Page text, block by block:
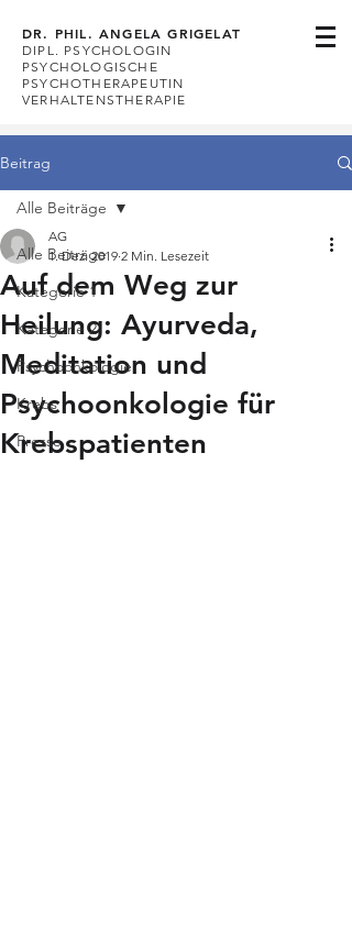
DR. PHIL. ANGELA GRIGELAT
DIPL. PSYCHOLOGIN
PSYCHOLOGISCHE
PSYCHOTHERAPEUTIN
VERHALTENSTHERAPIE
Beitrag
Alle Beiträge
Kategorie 1
Kategorie 2
Psychoonkologie
Krebs
Presse
Alle Beiträge
Auf dem Weg zur
Heilung: Ayurveda,
Meditation und
Psychoonkologie für
Krebspatienten
AG
1. Dez. 2019 2 Min. Lesezeit